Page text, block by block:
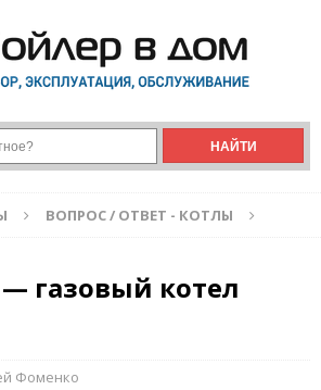
ВОПРОС / ОТВЕТ - КОТЛЫ
— газовый котел
Фоменко